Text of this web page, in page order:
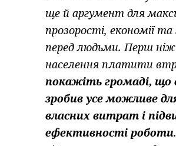
ще й аргумент для
прозорості, економії
перед людьми. Перш
населення платити
покажіть громаді, що
зробив усе можливе
власних витрат і
ефективності роботи